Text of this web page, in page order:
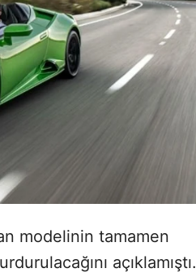
modelinin tamamen
açıklamıştı.